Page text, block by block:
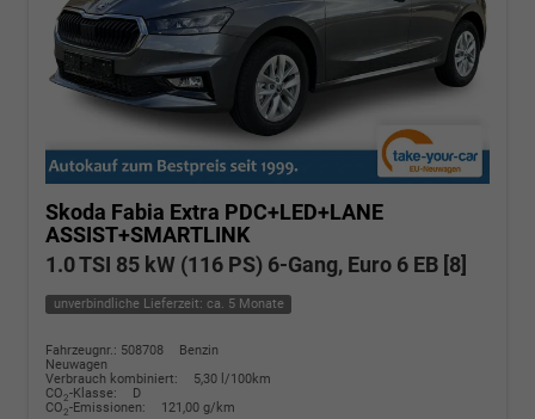
Skoda Fabia Extra PDC+LED+LANE
ASSIST+SMARTLINK
1.0 TSI 85 kW (116 PS) 6-Gang, Euro 6 EB [8]
unverbindliche Lieferzeit: ca. 5 Monate
Fahrzeugnr.: 508708
Benzin
Neuwagen
Verbrauch kombiniert:
5,30 l/100km
CO2-Klasse:
D
CO2-Emissionen: 121,00 g/km